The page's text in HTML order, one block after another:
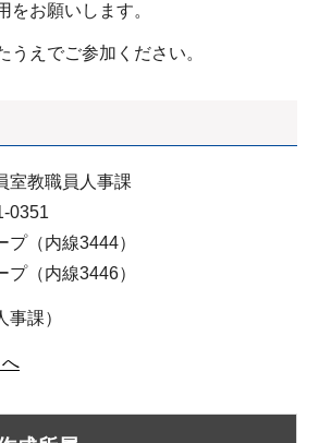
をお願いします。
うえでご参加ください。
室教職員人事課
0351
プ（内線3444）
（内線3446）
事課）